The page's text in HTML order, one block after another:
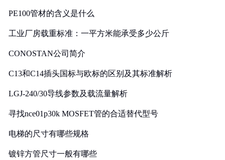
PE100管材的含义是什么
工业厂房载重标准：一平方米能承受多少公斤
CONOSTAN公司简介
C13和C14插头国标与欧标的区别及其标准解析
LGJ-240/30导线参数及载流量解析
寻找nce01p30k MOSFET管的合适替代型号
电梯的尺寸有哪些规格
镀锌方管尺寸一般有哪些